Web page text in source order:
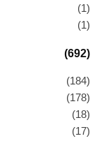
(1)
(1)
(692)
(184)
(178)
(18)
(17)